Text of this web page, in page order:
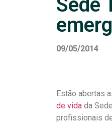
Sede
09/05/2014
Estão abertas
de vida da
profissionais